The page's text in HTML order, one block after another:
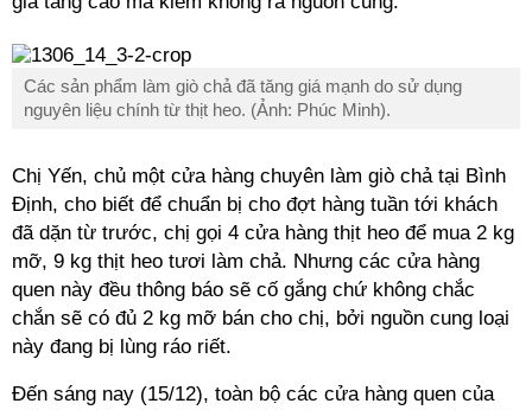
Các sản phẩm làm giò chả đã tăng giá mạnh do sử dụng
nguyên liệu chính từ thịt heo. (Ảnh: Phúc Minh).
Chị Yến, chủ một cửa hàng chuyên làm giò chả tại Bình
Định, cho biết để chuẩn bị cho đợt hàng tuần tới khách
đã dặn từ trước, chị gọi 4 cửa hàng thịt heo để mua 2 kg
mỡ, 9 kg thịt heo tươi làm chả. Nhưng các cửa hàng
quen này đều thông báo sẽ cố gắng chứ không chắc
chắn sẽ có đủ 2 kg mỡ bán cho chị, bởi nguồn cung loại
này đang bị lùng ráo riết.
Đến sáng nay (15/12), toàn bộ các cửa hàng quen của